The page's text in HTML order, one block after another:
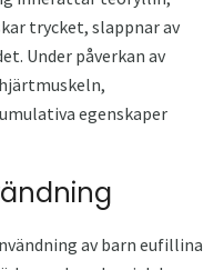
trycket, slappnar av
Under påverkan av
egenskaper
av barn eufillina